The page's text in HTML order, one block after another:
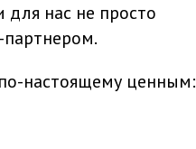
для нас не просто
настоящему ценным: